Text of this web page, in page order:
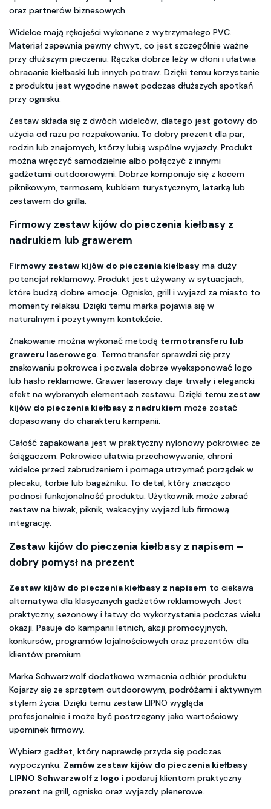
oraz partnerów biznesowych.
Widelce mają rękojeści wykonane z wytrzymałego PVC.
Materiał zapewnia pewny chwyt, co jest szczególnie ważne
przy dłuższym pieczeniu. Rączka dobrze leży w dłoni i ułatwia
obracanie kiełbaski lub innych potraw. Dzięki temu korzystanie
z produktu jest wygodne nawet podczas dłuższych spotkań
przy ognisku.
Zestaw składa się z dwóch widelców, dlatego jest gotowy do
użycia od razu po rozpakowaniu. To dobry prezent dla par,
rodzin lub znajomych, którzy lubią wspólne wyjazdy. Produkt
można wręczyć samodzielnie albo połączyć z innymi
gadżetami outdoorowymi. Dobrze komponuje się z kocem
piknikowym, termosem, kubkiem turystycznym, latarką lub
zestawem do grilla.
Firmowy zestaw kijów do pieczenia kiełbasy z
nadrukiem lub grawerem
Firmowy zestaw kijów do pieczenia kiełbasy ma duży
potencjał reklamowy. Produkt jest używany w sytuacjach,
które budzą dobre emocje. Ognisko, grill i wyjazd za miasto to
momenty relaksu. Dzięki temu marka pojawia się w
naturalnym i pozytywnym kontekście.
Znakowanie można wykonać metodą termotransferu lub
graweru laserowego. Termotransfer sprawdzi się przy
znakowaniu pokrowca i pozwala dobrze wyeksponować logo
lub hasło reklamowe. Grawer laserowy daje trwały i elegancki
efekt na wybranych elementach zestawu. Dzięki temu zestaw
kijów do pieczenia kiełbasy z nadrukiem może zostać
dopasowany do charakteru kampanii.
Całość zapakowana jest w praktyczny nylonowy pokrowiec ze
ściągaczem. Pokrowiec ułatwia przechowywanie, chroni
widelce przed zabrudzeniem i pomaga utrzymać porządek w
plecaku, torbie lub bagażniku. To detal, który znacząco
podnosi funkcjonalność produktu. Użytkownik może zabrać
zestaw na biwak, piknik, wakacyjny wyjazd lub firmową
integrację.
Zestaw kijów do pieczenia kiełbasy z napisem –
dobry pomysł na prezent
Zestaw kijów do pieczenia kiełbasy z napisem to ciekawa
alternatywa dla klasycznych gadżetów reklamowych. Jest
praktyczny, sezonowy i łatwy do wykorzystania podczas wielu
okazji. Pasuje do kampanii letnich, akcji promocyjnych,
konkursów, programów lojalnościowych oraz prezentów dla
klientów premium.
Marka Schwarzwolf dodatkowo wzmacnia odbiór produktu.
Kojarzy się ze sprzętem outdoorowym, podróżami i aktywnym
stylem życia. Dzięki temu zestaw LIPNO wygląda
profesjonalnie i może być postrzegany jako wartościowy
upominek firmowy.
Wybierz gadżet, który naprawdę przyda się podczas
wypoczynku. Zamów zestaw kijów do pieczenia kiełbasy
LIPNO Schwarzwolf z logo i podaruj klientom praktyczny
prezent na grill, ognisko oraz wyjazdy plenerowe.